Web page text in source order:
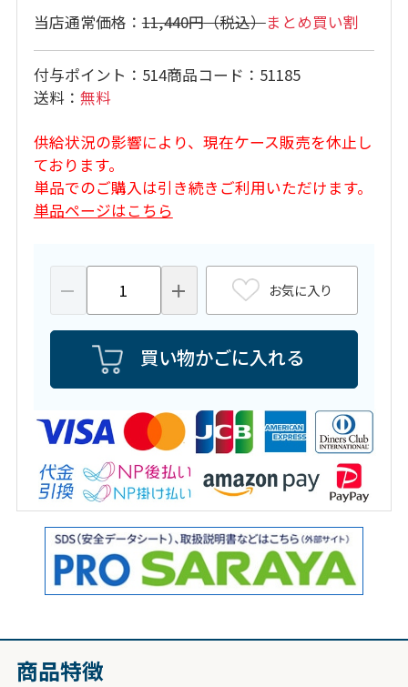
11,440円 まとめ買い割
付与ポイント 514商品コード
51185
送料
無料
供給状況の影響により、現在ケース販売を休止し
ております。
単品でのご購入は引き続きご利用いただけます。
単品ページはこちら
お気に入り
買い物かごに入れる
商品特徴